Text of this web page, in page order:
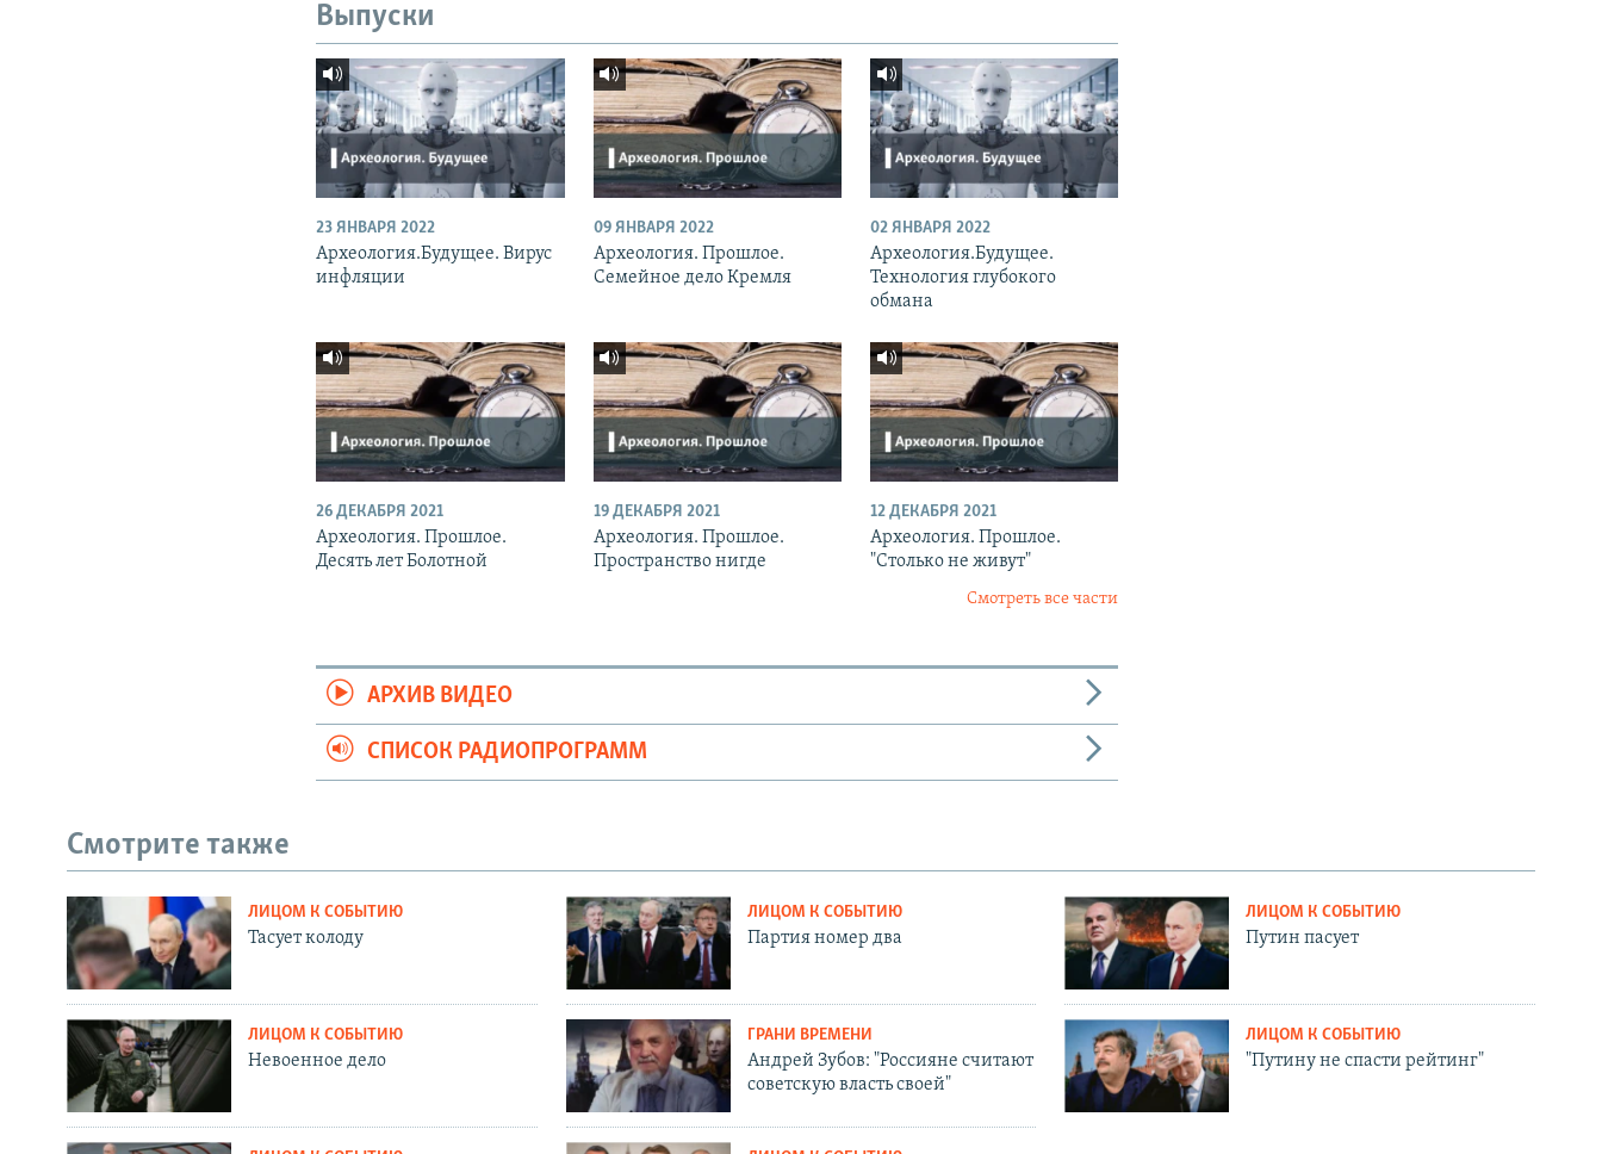
Выпуски
23 ЯНВАРЯ 2022
Археология.Будущее. Вирус
инфляции
09 ЯНВАРЯ 2022
Археология. Прошлое.
Семейное дело Кремля
02 ЯНВАРЯ 2022
Археология.Будущее.
Технология глубокого
обмана
26 ДЕКАБРЯ 2021
Археология. Прошлое.
Десять лет Болотной
19 ДЕКАБРЯ 2021
Археология. Прошлое.
Пространство нигде
12 ДЕКАБРЯ 2021
Археология. Прошлое.
"Столько не живут"
Смотреть все части
АРХИВ ВИДЕО
СПИСОК РАДИОПРОГРАММ
Смотрите также
ЛИЦОМ К СОБЫТИЮ
Тасует колоду
ЛИЦОМ К СОБЫТИЮ
Партия номер два
ЛИЦОМ К СОБЫТИЮ
Путин пасует
ЛИЦОМ К СОБЫТИЮ
Невоенное дело
ГРАНИ ВРЕМЕНИ
Андрей Зубов: "Россияне считают
советскую власть своей"
ЛИЦОМ К СОБЫТИЮ
"Путину не спасти рейтинг"